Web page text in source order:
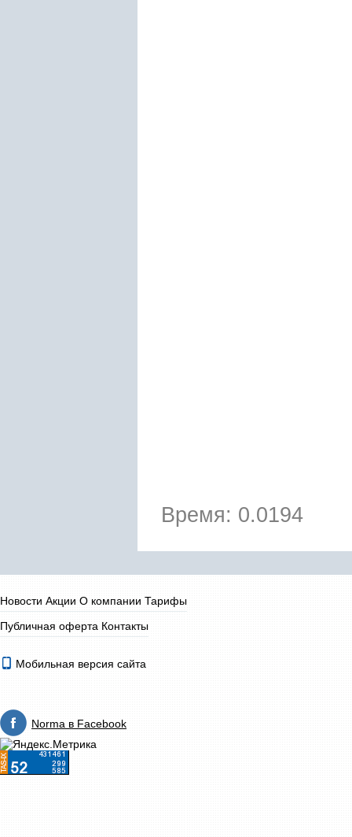
Время: 0.0194
Новости Акции О компании Тарифы
Публичная оферта Контакты
Мобильная версия сайта
Norma в Facebook